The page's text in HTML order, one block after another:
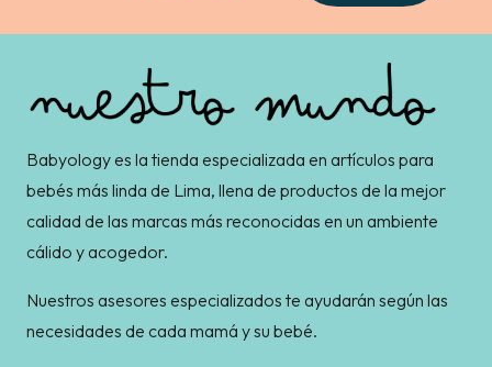
Babyology es la tienda especializada en artículos para
bebés más linda de Lima, llena de productos de la mejor
calidad de las marcas más reconocidas en un ambiente
cálido y acogedor.
Nuestros asesores especializados te ayudarán según las
necesidades de cada mamá y su bebé.